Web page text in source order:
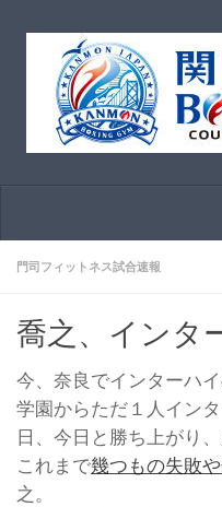
コンテンツへスキップ
門司フィットネス試合速報
喬之、インタ
今、奈良でインターハ
学園からただ１人イン
日、今日と勝ち上がり
これまで幾つもの失敗
之。